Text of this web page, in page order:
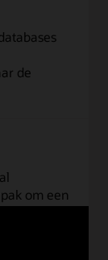
de
om een
ervaring